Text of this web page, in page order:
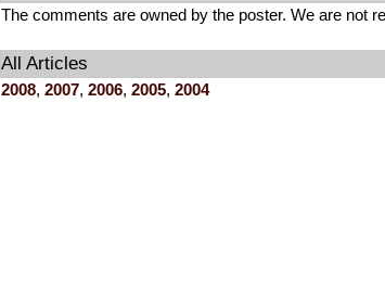
The comments are owned by the poster. We are not
All Articles
2008, 2007, 2006, 2005, 2004